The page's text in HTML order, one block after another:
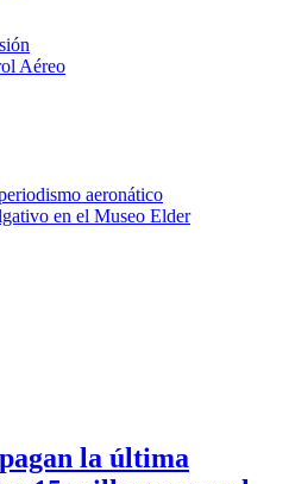
Aéreo
aeronático
en el Museo Elder
la última